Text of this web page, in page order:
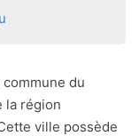
du
la région
ville possède